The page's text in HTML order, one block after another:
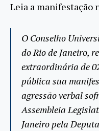
Leia a manifestação
O Conselho
do Rio de Janeiro,
extraordinária de
pública sua
agressão verbal
Assembleia
Janeiro pela